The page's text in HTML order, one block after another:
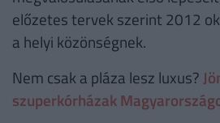
előzetes tervek szerint 2012
a helyi közönségnek.
Nem csak a pláza lesz luxus?
szuperkórházak